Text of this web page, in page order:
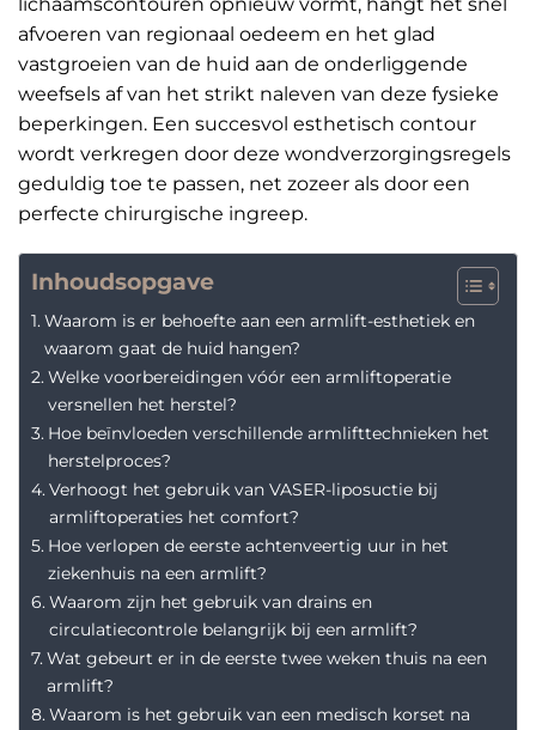
afvoeren van regionaal oedeem en het glad
vastgroeien van de huid aan de onderliggende
weefsels af van het strikt naleven van deze fysieke
beperkingen. Een succesvol esthetisch contour
wordt verkregen door deze wondverzorgingsregels
geduldig toe te passen, net zozeer als door een
perfecte chirurgische ingreep.
Inhoudsopgave
Waarom is er behoefte aan een armlift-esthetiek en
waarom gaat de huid hangen?
Welke voorbereidingen vóór een armliftoperatie
versnellen het herstel?
Hoe beïnvloeden verschillende armlifttechnieken het
herstelproces?
Verhoogt het gebruik van VASER-liposuctie bij
armliftoperaties het comfort?
Hoe verlopen de eerste achtenveertig uur in het
ziekenhuis na een armlift?
Waarom zijn het gebruik van drains en
circulatiecontrole belangrijk bij een armlift?
Wat gebeurt er in de eerste twee weken thuis na een
armlift?
Waarom is het gebruik van een medisch korset na